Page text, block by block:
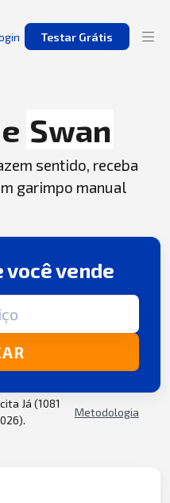
Testar Grátis
Swan
sentido, receba
garimpo manual
você vende
Já (1081
Metodologia